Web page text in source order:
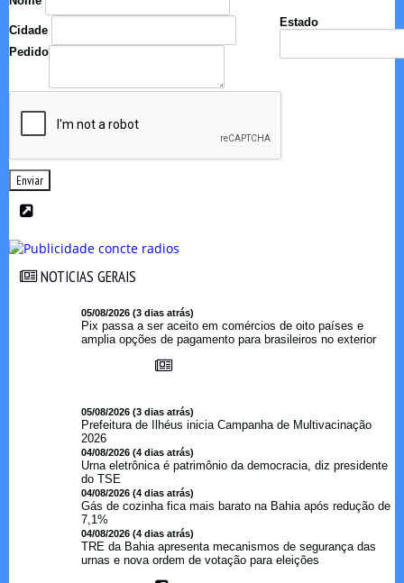
Cidade
Estado
Pedido
Enviar
NOTICIAS GERAIS
05/08/2026 (3 dias atrás)
Pix passa a ser aceito em comércios de oito países e
amplia opções de pagamento para brasileiros no exterior
05/08/2026 (3 dias atrás)
Prefeitura de Ilhéus inicia Campanha de Multivacinação
2026
04/08/2026 (4 dias atrás)
Urna eletrônica é patrimônio da democracia, diz presidente
do TSE
04/08/2026 (4 dias atrás)
Gás de cozinha fica mais barato na Bahia após redução de
7,1%
04/08/2026 (4 dias atrás)
TRE da Bahia apresenta mecanismos de segurança das
urnas e nova ordem de votação para eleições